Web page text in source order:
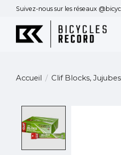
Suivez-nous sur les réseaux
Accueil / Clif Blocks, Jujubes